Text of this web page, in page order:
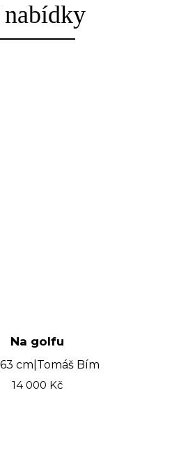
Na golfu
cm Tomáš Bím
14 000 Kč